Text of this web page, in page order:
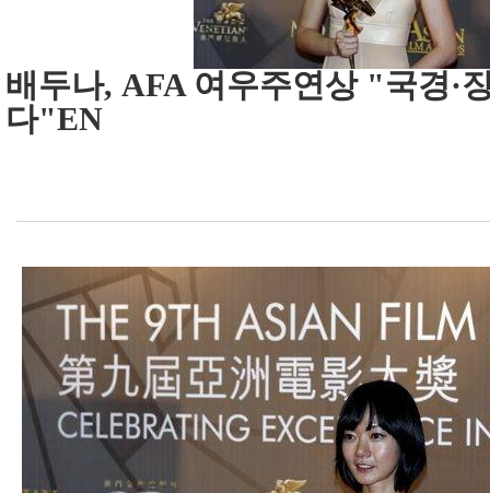
배두나, AFA 여우주연상 "국경·
다"EN